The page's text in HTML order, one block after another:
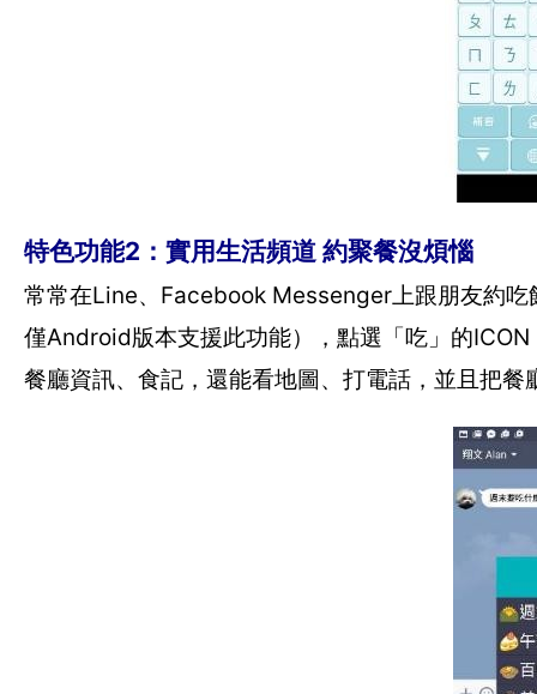
特色功能2：實用生活頻道 約聚餐沒煩惱
常常在Line、Facebook Messenger上跟朋友約吃
僅Android版本支援此功能），點選「吃」的
餐廳資訊、食記，還能看地圖、打電話，並且把